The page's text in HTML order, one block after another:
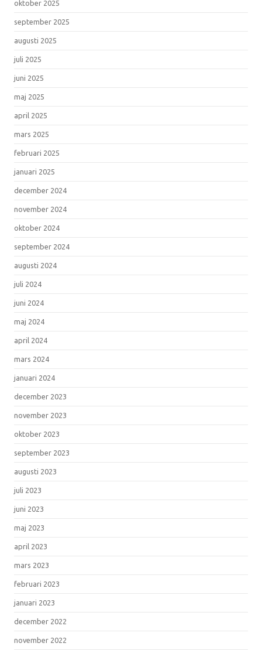
oktober 2025
september 2025
augusti 2025
juli 2025
juni 2025
maj 2025
april 2025
mars 2025
februari 2025
januari 2025
december 2024
november 2024
oktober 2024
september 2024
augusti 2024
juli 2024
juni 2024
maj 2024
april 2024
mars 2024
januari 2024
december 2023
november 2023
oktober 2023
september 2023
augusti 2023
juli 2023
juni 2023
maj 2023
april 2023
mars 2023
februari 2023
januari 2023
december 2022
november 2022